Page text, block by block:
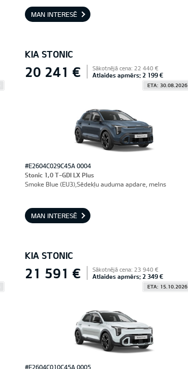
MAN INTERESĒ
KIA STONIC
20 241 € Sākotnējā cena: 22 440 €
Atlaides apmērs: 2 199 €
ETA: 30.08.2026
#E2604C029C45A 0004
Stonic 1,0 T-GDI LX Plus
Smoke Blue (EU3),Sēdekļu auduma apdare, melns
MAN INTERESĒ
KIA STONIC
21 591 € Sākotnējā cena: 23 940 €
Atlaides apmērs: 2 349 €
ETA: 15.10.2026
#E2604C010C45A 0005